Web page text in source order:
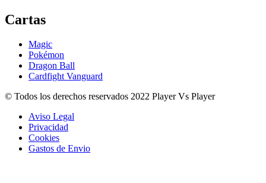
Cartas
Magic
Pokémon
Dragon Ball
Cardfight Vanguard
© Todos los derechos reservados 2022 Player Vs Player
Aviso Legal
Privacidad
Cookies
Gastos de Envio